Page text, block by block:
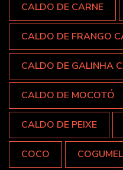
CALDO DE CARNE
CALDO DE FRANGO
CALDO DE GALINHA
CALDO DE MOCOTÓ
CALDO DE PEIXE
COCO